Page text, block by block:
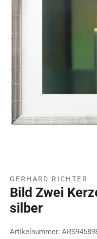
GERHARD RICHTER
Bild Zwei
silber
Artikelnummer: